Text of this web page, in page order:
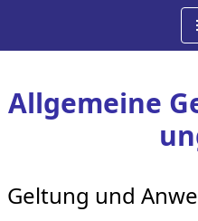
Allgemeine
Geltung und